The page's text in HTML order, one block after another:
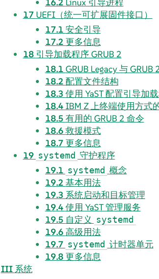
17 UEFI（统一可扩展固件接口）
17.1 安全引导
17.2 更多信息
18 引导加载程序 GRUB 2
18.1 GRUB Legacy 与
18.2 配置文件结构
18.3 使用 YaST 配置引导加
18.4IBM Z 上终端使用方式
18.5 有用的 GRUB 2 命令
18.6 救援模式
18.7 更多信息
19 systemd 守护程序
19.1 systemd 概念
19.2 基本用法
19.3 系统启动和目标管理
19.4使用 YaST 管理服务
19.5 自定义 systemd
19.6 高级用法
19.7 systemd 计时器单元
19.8 更多信息
III 系统